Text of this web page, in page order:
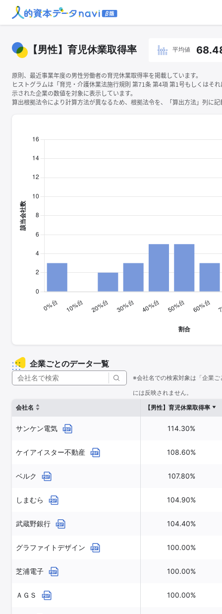
【男性】育児休業取得率 平均値
原則、最近事業年度の男性労働者の育児休業取得率を掲載しています。
ヒストグラムは「育児・介護休業法施行規則 第71条 第4項 第1号もしくはそ
示された企業の数値を対象に表示しています。
算出根拠法令により計算方法が異なるため、根拠法令を、「算出方法」列に
企業ごとのデータ一覧
※会社名での検索対象は「企業
には反映されません。
会社名
【男性】育児休業取得率
サンケン電気 114.30%
ケイアイスター不動産 108.60%
ベルク 107.80%
しまむら 104.90%
武蔵野銀行 104.40%
グラファイトデザイン 100.00%
芝浦電子 100.00%
ＡＧＳ 100.00%